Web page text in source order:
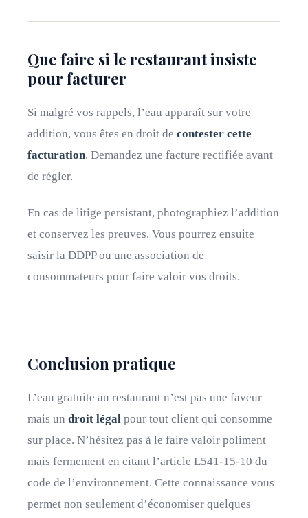
Que faire si le restaurant insiste
pour facturer
Si malgré vos rappels, l’eau apparaît sur votre
addition, vous êtes en droit de contester cette
facturation. Demandez une facture rectifiée avant
de régler.
En cas de litige persistant, photographiez l’addition
et conservez les preuves. Vous pourrez ensuite
saisir la DDPP ou une association de
consommateurs pour faire valoir vos droits.
Conclusion pratique
L’eau gratuite au restaurant n’est pas une faveur
mais un droit légal pour tout client qui consomme
sur place. N’hésitez pas à le faire valoir poliment
mais fermement en citant l’article L541-15-10 du
code de l’environnement. Cette connaissance vous
permet non seulement d’économiser quelques